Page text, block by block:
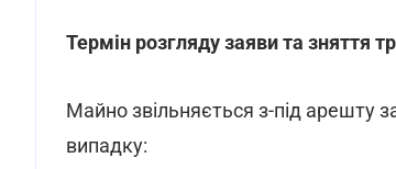
Термін розгляду заяви та зняття
Майно звільняється з-під арешту
випадку: